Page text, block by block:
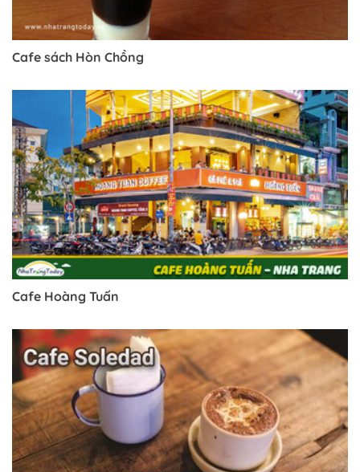
Cafe sách Hòn Chồng
Cafe Hoàng Tuấn